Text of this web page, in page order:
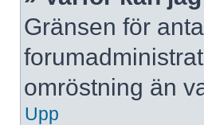
Gränsen för
omröstning än
Upp